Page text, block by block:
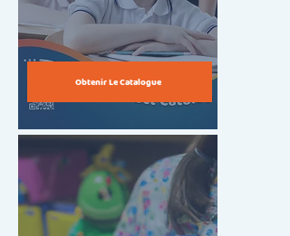
Obtenir Le Catalogue